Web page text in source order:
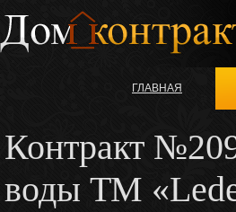
ГЛАВНАЯ
Контракт
воды ТМ